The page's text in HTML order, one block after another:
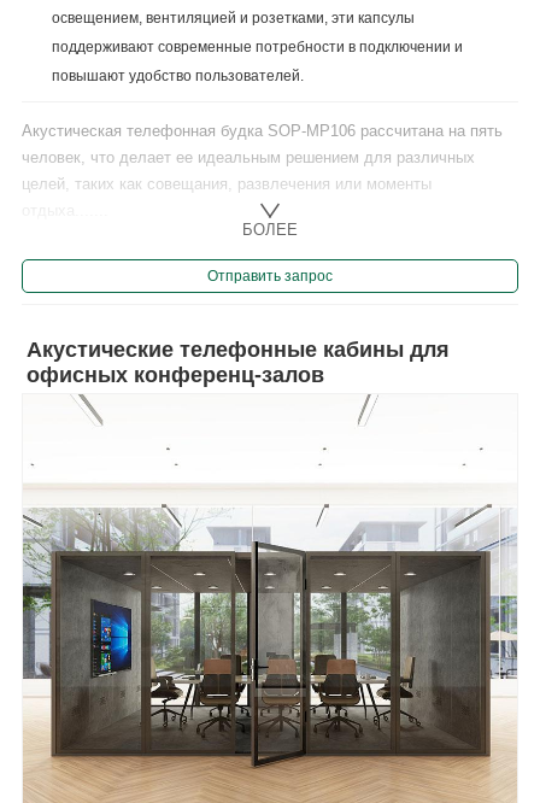
освещением, вентиляцией и розетками, эти капсулы
поддерживают современные потребности в подключении и
повышают удобство пользователей.
Акустическая телефонная будка SOP-MP106 рассчитана на пять
человек, что делает ее идеальным решением для различных
целей, таких как совещания, развлечения или моменты
БОЛЕЕ
Отправить запрос
Акустические телефонные кабины для
офисных конференц-залов